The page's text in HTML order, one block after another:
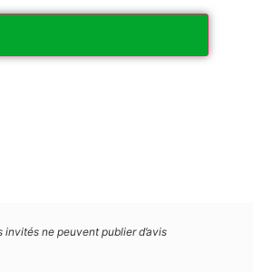
invités ne peuvent publier d’avis